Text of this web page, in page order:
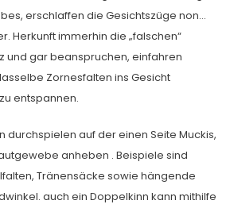
erschlaffen die Gesichtszüge non…
Herkunft immerhin die „falschen“
und gar beanspruchen, einfahren
Zornesfalten ins Gesicht
entspannen.
durchspielen auf der einen Seite Muckis,
anheben . Beispiele sind
Tränensäcke sowie hängende
auch ein Doppelkinn kann mithilfe